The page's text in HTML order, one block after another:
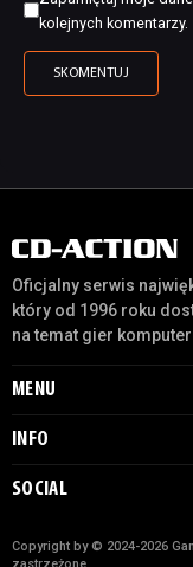
kolejnych komentarzy.
Oficjalny serwis
który od 1996 roku
na temat gier
MENU
INFO
SOCIAL
Copyright by © 2024-2026
zastrzeżone.